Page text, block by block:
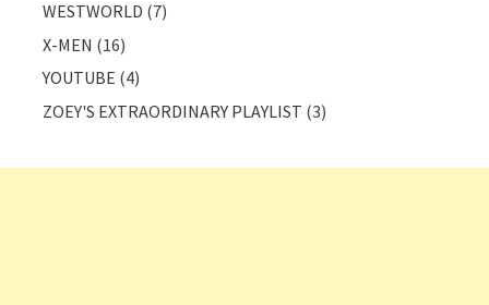
WESTWORLD (7)
X-MEN (16)
YOUTUBE (4)
ZOEY'S EXTRAORDINARY PLAYLIST (3)